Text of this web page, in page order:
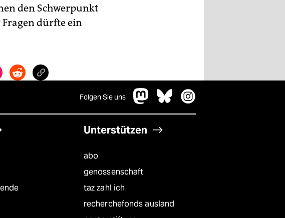
den Schwerpunkt
dürfte ein
Folgen Sie uns
Unterstützen
abo
genossenschaft
taz zahl ich
recherchefonds ausland